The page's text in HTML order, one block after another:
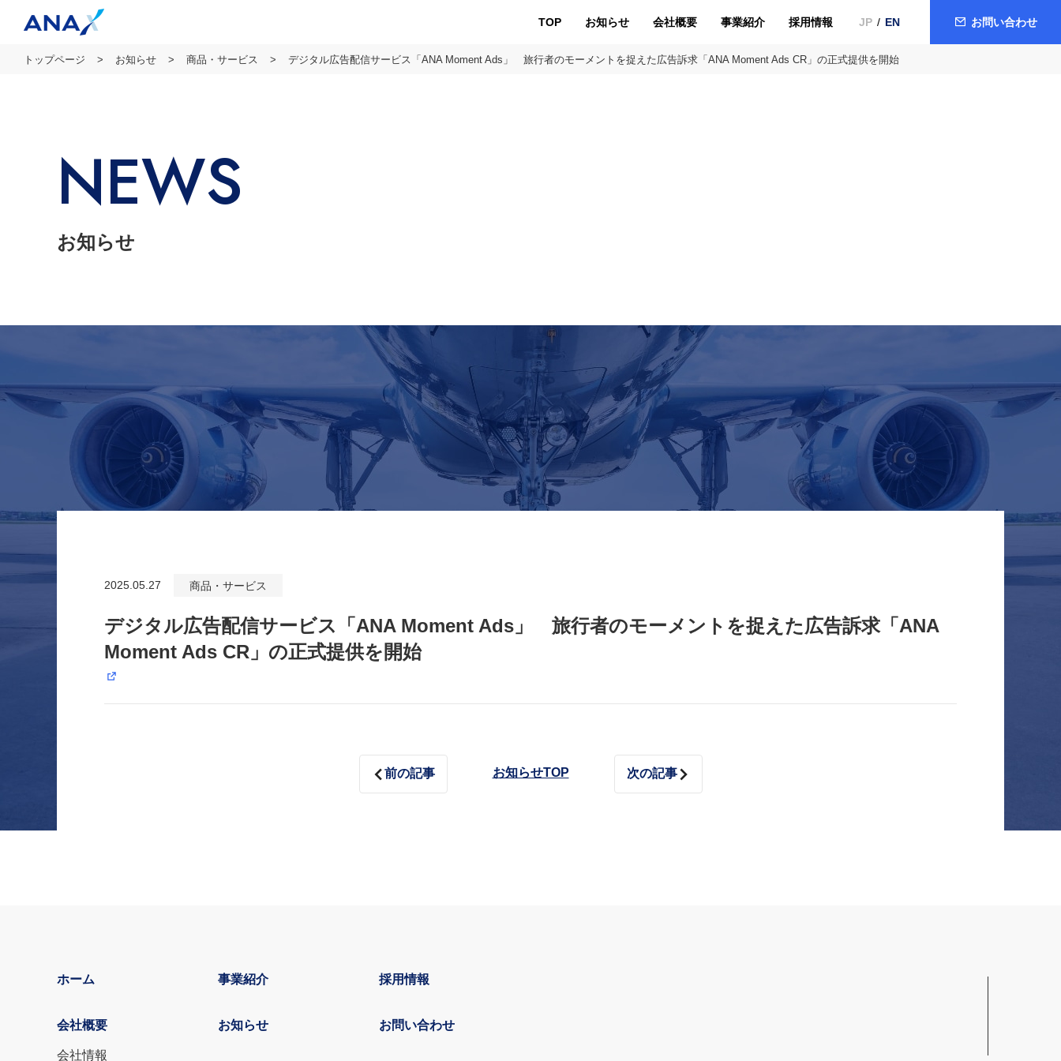
TOP お知らせ 会社概要 事業紹介 採用情報 JP EN お問い合わせ
トップページ お知らせ 商品・サービス デジタル広告配信サービス「ANA Moment Ads」 旅行者のモーメントを捉えた広告訴求「ANA Moment Ads CR」の正式提供を開始
NEWS
お知らせ
2025.05.27 商品・サービス
デジタル広告配信サービス「ANA Moment Ads」 旅行者のモーメントを捉えた広告訴求「ANA
Moment Ads CR」の正式提供を開始
前の記事 お知らせTOP 次の記事
ホーム
会社概要
会社情報
事業紹介
お知らせ
採用情報
お問い合わせ